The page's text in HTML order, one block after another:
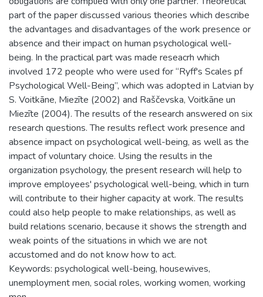
part of the paper discussed various theories which describe
the advantages and disadvantages of the work presence or
absence and their impact on human psychological well-
being. In the practical part was made reseacrh which
involved 172 people who were used for “Ryff's Scales pf
Psychological Well-Being”, which was adopted in Latvian by
S. Voitkāne, Miezīte (2002) and Raščevska, Voitkāne un
Miezīte (2004). The results of the research answered on six
research questions. The results reflect work presence and
absence impact on psychological well-being, as well as the
impact of voluntary choice. Using the results in the
organization psychology, the present research will help to
improve employees' psychological well-being, which in turn
will contribute to their higher capacity at work. The results
could also help people to make relationships, as well as
build relations scenario, because it shows the strength and
weak points of the situations in which we are not
accustomed and do not know how to act.
Keywords: psychological well-being, housewives,
unemployment men, social roles, working women, working